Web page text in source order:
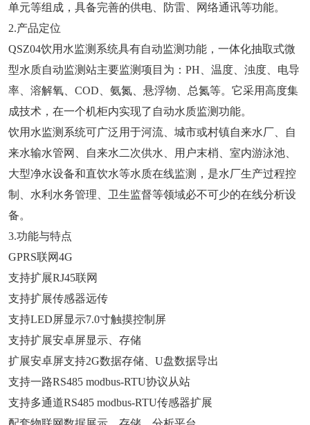
单元等组成，具备完善的供电、防雷、网络通讯等功能。
2.产品定位
QSZ04饮用水监测系统具有自动监测功能，一体化抽取式微
型水质自动监测站主要监测项目为：PH、温度、浊度、电导
率、溶解氧、COD、氨氮、悬浮物、总氮等。它采用高度集
成技术，在一个机柜内实现了自动水质监测功能。
饮用水监测系统可广泛用于河流、城市或村镇自来水厂、自
来水输水管网、自来水二次供水、用户末梢、室内游泳池、
大型净水设备和直饮水等水质在线监测，是水厂生产过程控
制、水利水务管理、卫生监督等领域必不可少的在线分析设
备。
3.功能与特点
GPRS联网4G
支持扩展RJ45联网
支持扩展传感器远传
支持LED屏显示7.0寸触摸控制屏
支持扩展安卓屏显示、存储
扩展安卓屏支持2G数据存储、U盘数据导出
支持一路RS485 modbus-RTU协议从站
支持多通道RS485 modbus-RTU传感器扩展